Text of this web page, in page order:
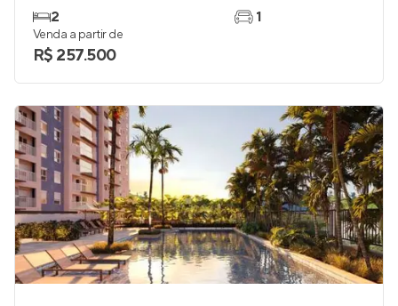
2
1
Venda a partir de
R$ 257.500